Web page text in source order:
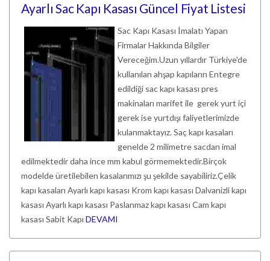
Ayarlı Sac Kapı Kasası Güncel Fiyat Listesi
Sac Kapı Kasası İmalatı Yapan
Firmalar Hakkında Bilgiler
Vereceğim.Uzun yıllardır Türkiye'de
kullanılan ahşap kapıların Entegre
edildiği sac kapı kasası pres
makinaları marifet ile gerek yurt içi
gerek ise yurtdışı faliyetlerimizde
kulanmaktayız. Saç kapı kasaları
genelde 2 milimetre sacdan imal
edilmektedir daha ince mm kabul görmemektedir.Birçok
modelde üretilebilen kasalarımızı şu şekilde sayabiliriz.Çelik
kapı kasaları Ayarlı kapı kasası Krom kapı kasası Dalvanizli kapı
kasası Ayarlı kapı kasası Paslanmaz kapı kasası Cam kapı
kasası Sabit Kapı DEVAMI